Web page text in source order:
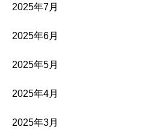
2025年7月
2025年6月
2025年5月
2025年4月
2025年3月